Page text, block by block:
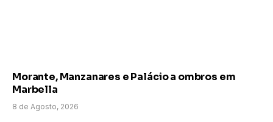
Morante, Manzanares e Palácio a ombros em
Marbella
8 de Agosto, 2026